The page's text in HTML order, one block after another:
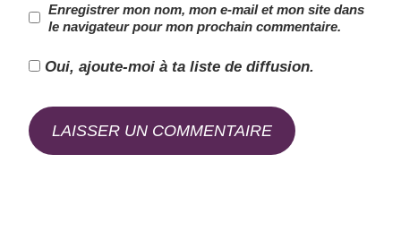
Enregistrer mon nom, mon e-mail et mon site dans
le navigateur pour mon prochain commentaire.
Oui, ajoute-moi à ta liste de diffusion.